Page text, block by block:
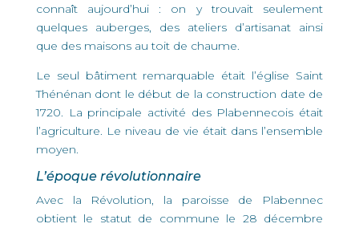
connaît aujourd’hui : on y trouvait seulement
quelques auberges, des ateliers d’artisanat ainsi
que des maisons au toit de chaume.
Le seul bâtiment remarquable était l’église Saint
Thénénan dont le début de la construction date de
1720. La principale activité des Plabennecois était
l’agriculture. Le niveau de vie était dans l’ensemble
moyen.
L’époque révolutionnaire
Avec la Révolution, la paroisse de Plabennec
obtient le statut de commune le 28 décembre